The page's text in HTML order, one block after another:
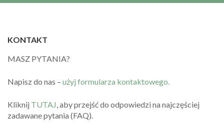
KONTAKT
MASZ PYTANIA?
Napisz do nas – użyj formularza kontaktowego.
Kliknij TUTAJ, aby przejść do odpowiedzi na najczęściej
zadawane pytania (FAQ).